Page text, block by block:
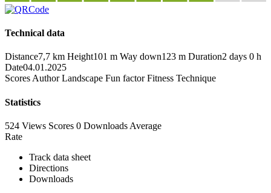
Technical data
Distance7,7 km Height101 m Way down123 m Duration2 days 0 h
Date04.01.2025
Scores Author Landscape Fun factor Fitness Technique
Statistics
524 Views Scores 0 Downloads Average
Rate
Track data sheet
Directions
Downloads